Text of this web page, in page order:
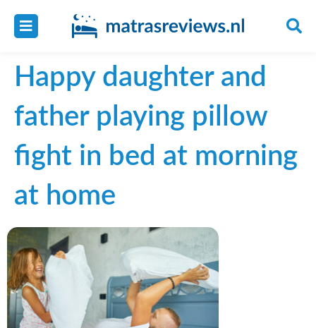
Happy daughter and
father playing pillow
fight in bed at morning
at home